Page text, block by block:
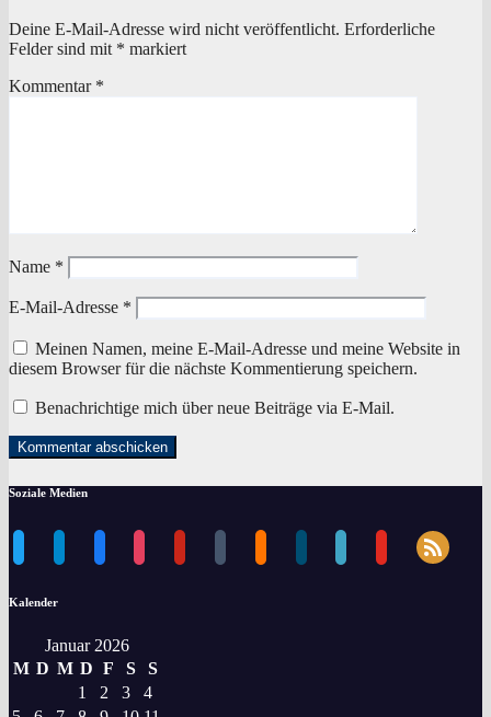
Deine E-Mail-Adresse wird nicht veröffentlicht. Erforderliche
Felder sind mit * markiert
Kommentar *
Name *
E-Mail-Adresse *
Meinen Namen, meine E-Mail-Adresse und meine Website in
diesem Browser für die nächste Kommentierung speichern.
Benachrichtige mich über neue Beiträge via E-Mail.
Soziale Medien
youtube
rss
Kalender
Januar 2026
M D M D F S
S
1
2 3
4